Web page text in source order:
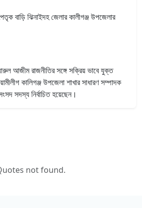
বাড়ি ঝিনাইদহ জেলার কালীগঞ্জ উপজেলার
আজীম রাজনীতির সঙ্গে সক্রিয় ভাবে যুক্ত
কালিগঞ্জ উপজেলা শাখার সাধারণ সম্পাদক
সদস্য নির্বাচিত হয়েছেন।
not found.